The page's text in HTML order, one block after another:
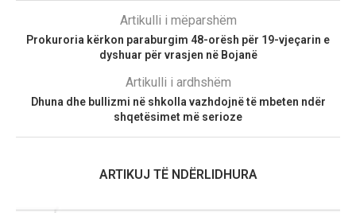
Artikulli i mëparshëm
Prokuroria kërkon paraburgim 48-orësh për 19-vjeçarin e
dyshuar për vrasjen në Bojanë
Artikulli i ardhshëm
Dhuna dhe bullizmi në shkolla vazhdojnë të mbeten ndër
shqetësimet më serioze
ARTIKUJ TË NDËRLIDHURA